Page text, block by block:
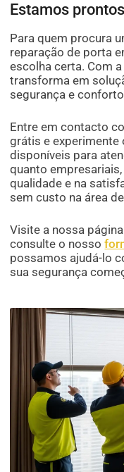
Estamos
Para quem procura
reparação de porta
escolha certa. Com
transforma em
segurança e
Entre em contacto
grátis e experimente
disponíveis para
quanto
qualidade e na
sem custo na área
Visite a nossa
consulte o nosso
possamos ajudá-lo
sua segurança